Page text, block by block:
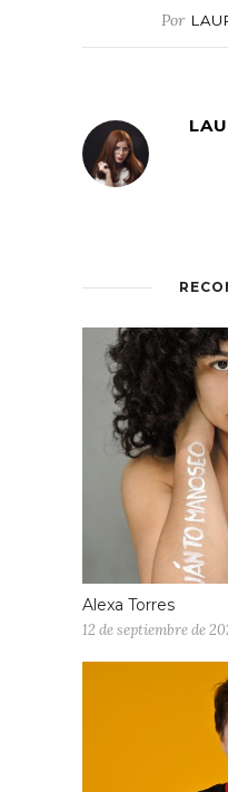
Por
Alexa Torres
12 de septiembre de